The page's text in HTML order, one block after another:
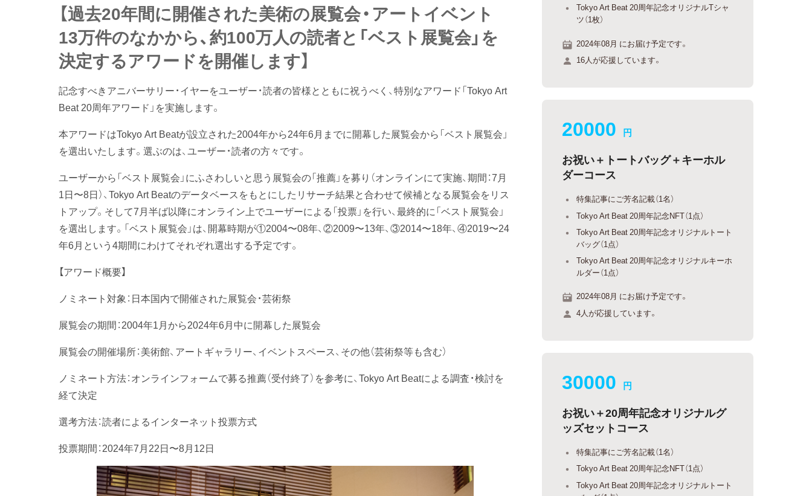
【過去20年間に開催された美術の展覧会・アートイベント
13万件のなかから、約100万人の読者と「ベスト展覧会」を
決定するアワードを開催します】
記念すべきアニバーサリー・イヤーをユーザー・読者の皆様とともに祝うべく、特別なアワード「Tokyo Art
Beat 20周年アワード」を実施します。
本アワードはTokyo Art Beatが設立された2004年から24年6月までに開幕した展覧会から「ベスト展覧会」
を選出いたします。選ぶのは、ユーザー・読者の方々です。
ユーザーから「ベスト展覧会」にふさわしいと思う展覧会の「推薦」を募り（オンラインにて実施、期間：7月
1日〜8日）、Tokyo Art Beatのデータベースをもとにしたリサーチ結果と合わせて候補となる展覧会をリス
トアップ。そして7月半ば以降にオンライン上でユーザーによる「投票」を行い、最終的に「ベスト展覧会」
を選出します。「ベスト展覧会」は、開幕時期が①2004〜08年、②2009〜13年、③2014〜18年、④2019〜24
年6月という4期間にわけてそれぞれ選出する予定です。
【アワード概要】
ノミネート対象：日本国内で開催された展覧会・芸術祭
展覧会の期間：2004年1月から2024年6月中に開幕した展覧会
展覧会の開催場所：美術館、アートギャラリー、イベントスペース、その他（芸術祭等も含む）
ノミネート方法：オンラインフォームで募る推薦（受付終了）を参考に、Tokyo Art Beatによる調査・検討を
経て決定
選考方法：読者によるインターネット投票方式
投票期間：2024年7月22日〜8月12日
Tokyo Art Beat 20周年記念オリジナルTシャ
ツ（1枚）
2024年08月 にお届け予定です。
16人が応援しています。
20000 円
お祝い＋トートバッグ＋キーホル
ダーコース
特集記事にご芳名記載（1名）
Tokyo Art Beat 20周年記念NFT（1点）
Tokyo Art Beat 20周年記念オリジナルトート
バッグ（1点）
Tokyo Art Beat 20周年記念オリジナルキーホ
ルダー（1点）
2024年08月 にお届け予定です。
4人が応援しています。
30000 円
お祝い＋20周年記念オリジナルグ
ッズセットコース
特集記事にご芳名記載（1名）
Tokyo Art Beat 20周年記念NFT（1点）
Tokyo Art Beat 20周年記念オリジナルトート